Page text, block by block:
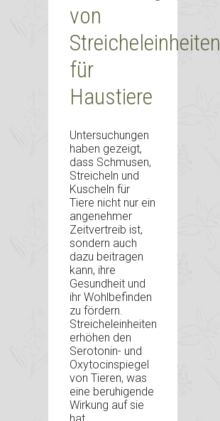
von
Streicheleinheiten
für
Haustiere
Untersuchungen
haben gezeigt,
dass Schmusen,
Streicheln und
Kuscheln für
Tiere nicht nur ein
angenehmer
Zeitvertreib ist,
sondern auch
dazu beitragen
kann, ihre
Gesundheit und
ihr Wohlbefinden
zu fördern.
Streicheleinheiten
erhöhen den
Serotonin- und
Oxytocinspiegel
von Tieren, was
eine beruhigende
Wirkung auf sie